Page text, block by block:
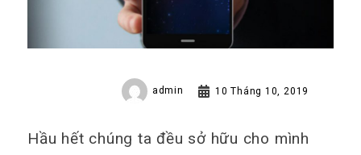
admin 10 Tháng 10, 2019
Hầu hết chúng ta đều sở hữu cho mình